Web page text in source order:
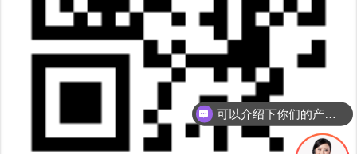
可以介绍下你们的产品么